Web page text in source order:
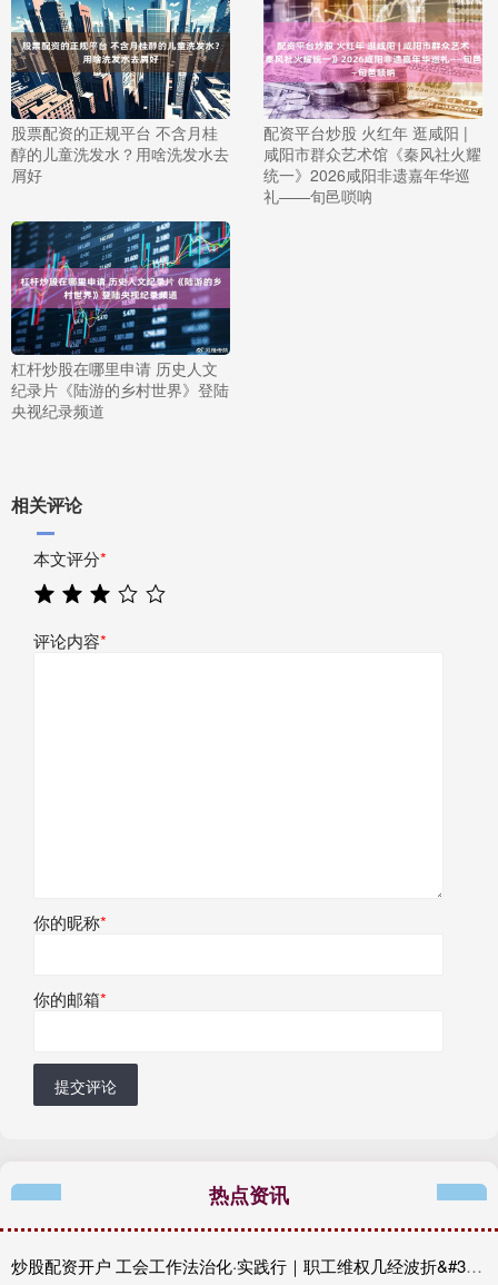
股票配资的正规平台 不含月桂
醇的儿童洗发水？用啥洗发水去
屑好
配资平台炒股 火红年 逛咸阳 |
咸阳市群众艺术馆《秦风社火耀
统一》2026咸阳非遗嘉年华巡
礼——旬邑唢呐
杠杆炒股在哪里申请 历史人文
纪录片《陆游的乡村世界》登陆
央视纪录频道
相关评论
本文评分*
评论内容*
你的昵称*
你的邮箱*
提交评论
热点资讯
炒股配资开户 工会工作法治化·实践行｜职工维权几经波折&#32;法律援助不“掉链”